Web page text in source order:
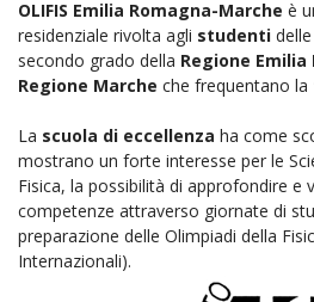
OLIFIS Emilia Romagna-Marche è
residenziale rivolta agli studenti
secondo grado della Regione Emilia
Regione Marche che frequentano la
La scuola di eccellenza ha come
mostrano un forte interesse per le
Fisica, la possibilità di approfondire e
competenze attraverso giornate di
preparazione delle Olimpiadi della
Internazionali).